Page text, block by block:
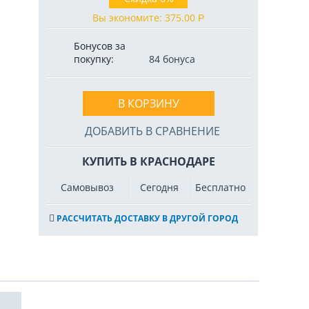
Вы экономите: 375.00 Р
Бонусов за
покупку:
84 бонуса
В КОРЗИНУ
ДОБАВИТЬ В СРАВНЕНИЕ
КУПИТЬ В КРАСНОДАРЕ
Самовывоз Сегодня Бесплатно
РАССЧИТАТЬ ДОСТАВКУ В ДРУГОЙ ГОРОД